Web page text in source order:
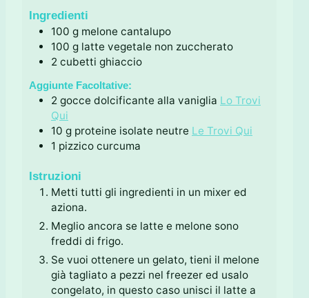
Ingredienti
100 g melone cantalupo
100 g latte vegetale non zuccherato
2 cubetti ghiaccio
Aggiunte Facoltative:
2 gocce dolcificante alla vaniglia Lo Trovi
Qui
10 g proteine isolate neutre Le Trovi Qui
1 pizzico curcuma
Istruzioni
Metti tutti gli ingredienti in un mixer ed
aziona.
Meglio ancora se latte e melone sono
freddi di frigo.
Se vuoi ottenere un gelato, tieni il melone
già tagliato a pezzi nel freezer ed usalo
congelato, in questo caso unisci il latte a